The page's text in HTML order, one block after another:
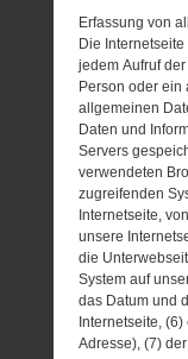
Erfassung von
Die
jedem Aufruf
Person oder ein
allgemeinen
Daten und
Servers
verwendeten
zugreifenden
Internetseite,
unsere
die
System auf
das Datum und
Internetseite,
Adresse), (7)